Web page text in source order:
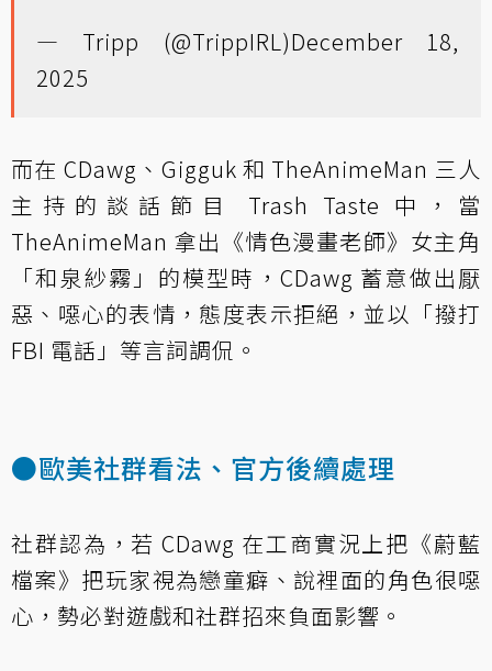
— Tripp (@TrippIRL)December 18,
2025
而在 CDawg、Gigguk 和 TheAnimeMan 三人
主持的談話節目 Trash Taste 中，當
TheAnimeMan 拿出《情色漫畫老師》女主角
「和泉紗霧」的模型時，CDawg 蓄意做出厭
惡、噁心的表情，態度表示拒絕，並以「撥打
FBI 電話」等言詞調侃。
●歐美社群看法、官方後續處理
社群認為，若 CDawg 在工商實況上把《蔚藍
檔案》把玩家視為戀童癖、說裡面的角色很噁
心，勢必對遊戲和社群招來負面影響。